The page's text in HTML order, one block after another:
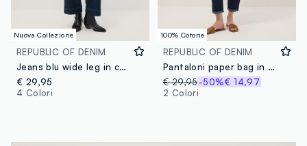
Nuova Collezione
REPUBLIC OF DENIM
Jeans blu wide leg in cotone elasticizzato
€ 29,95
4 Colori
100% Cotone
REPUBLIC OF DENIM
Pantaloni paper bag in puro cotone denim blu
€ 29,95 -50%€ 14,97
2 Colori